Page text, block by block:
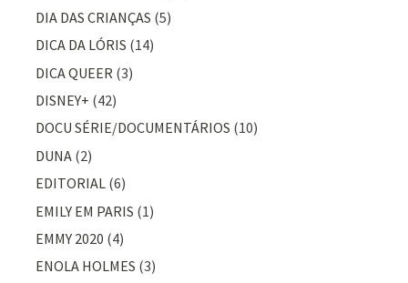
DIA DAS CRIANÇAS (5)
DICA DA LÓRIS (14)
DICA QUEER (3)
DISNEY+ (42)
DOCU SÉRIE/DOCUMENTÁRIOS (10)
DUNA (2)
EDITORIAL (6)
EMILY EM PARIS (1)
EMMY 2020 (4)
ENOLA HOLMES (3)